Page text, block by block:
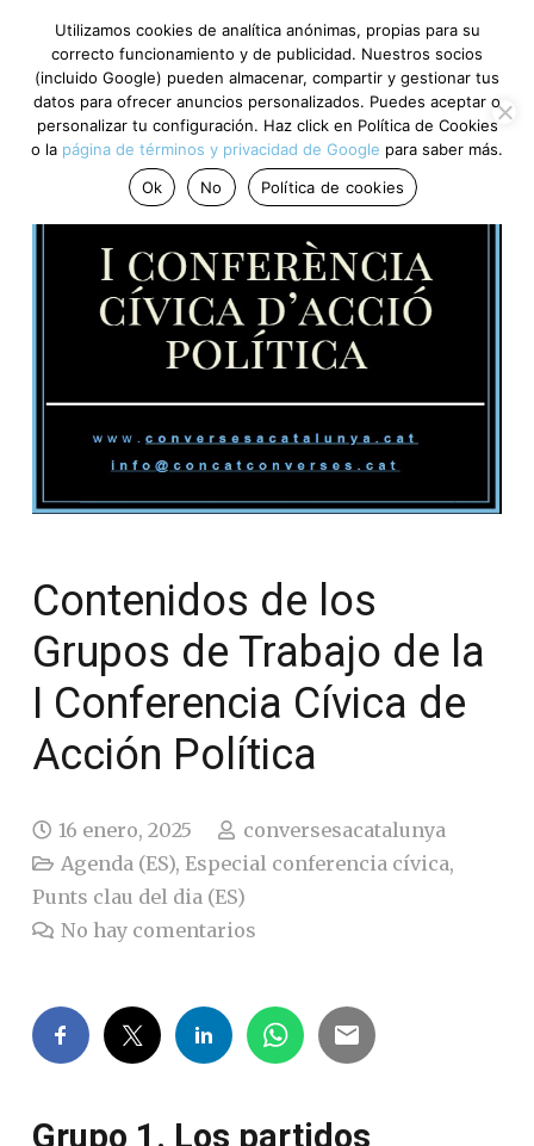
Contenidos de los
Grupos de Trabajo de la
I Conferencia Cívica de
Acción Política
16 enero, 2025
conversesacatalunya
Agenda (ES),Especial conferencia cívica,
Punts clau del dia (ES)
No hay comentarios
Grupo 1. Los partidos
Utilizamos cookies de analítica anónimas, propias para su
correcto funcionamiento y de publicidad. Nuestros socios
(incluido Google) pueden almacenar, compartir y gestionar tus
datos para ofrecer anuncios personalizados. Puedes aceptar o
personalizar tu configuración. Haz click en Política de Cookies
o la página de términos y privacidad de Google para saber más.
Ok
No Política de cookies